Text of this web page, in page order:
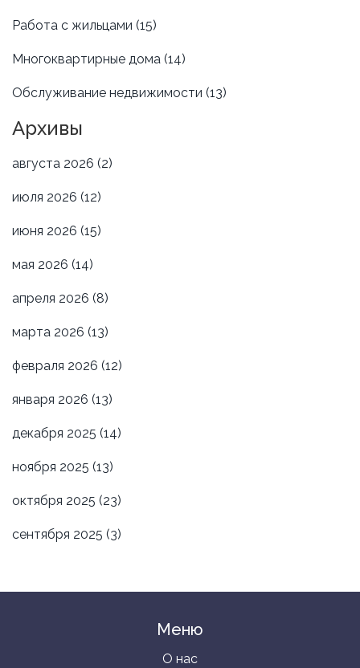
Работа с жильцами (15)
Многоквартирные дома (14)
Обслуживание недвижимости (13)
Архивы
августа 2026 (2)
июля 2026 (12)
июня 2026 (15)
мая 2026 (14)
апреля 2026 (8)
марта 2026 (13)
февраля 2026 (12)
января 2026 (13)
декабря 2025 (14)
ноября 2025 (13)
октября 2025 (23)
сентября 2025 (3)
Меню
О нас